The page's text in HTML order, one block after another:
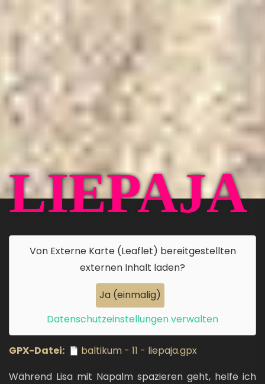
LIEPAJA
Von Externe Karte (Leaflet) bereitgestellten
externen Inhalt laden?
Ja (einmalig)
Datenschutzeinstellungen verwalten
GPX-Datei
baltikum - 11 - liepaja.gpx
Während Lisa mit Napalm spazieren geht, helfe ich